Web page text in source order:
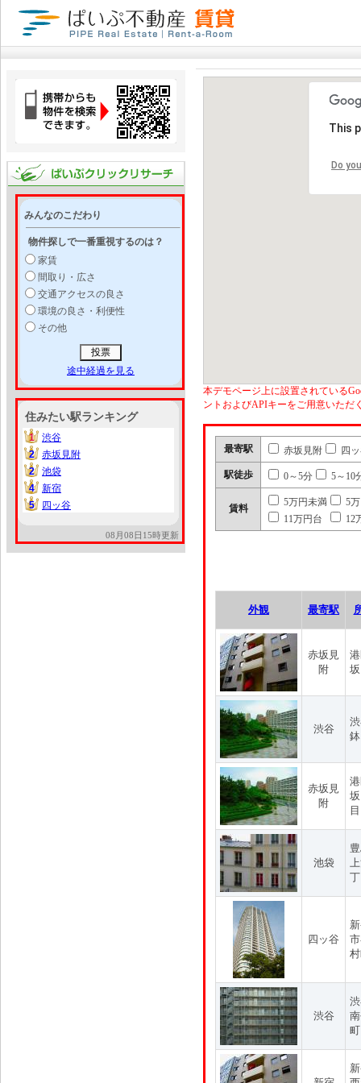
みんなのこだわり
物件探しで一番重視するのは？
家賃
間取り・広さ
交通アクセスの良さ
環境の良さ・利便性
その他
途中経過を見る
住みたい駅ランキング
1
1
渋谷
2
2
赤坂見附
2
2
池袋
4
4
新宿
5
5 四ッ谷
08月08日15時更新
This
Do
本デモページ上に設置されている
ントおよびAPIキーをご用意いただ
最寄駅 赤坂見附 四
駅徒歩 0～5分 5～10
賃料
5万円未満
5
11万円台
12
外観 最寄駅
赤坂見
附
渋谷
赤坂見
附
目
池袋
四ッ谷
渋谷